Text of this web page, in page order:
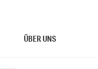
ÜBER UNS